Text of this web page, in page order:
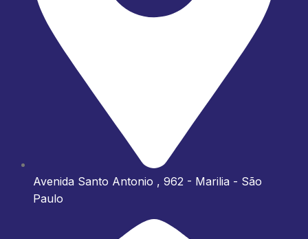
Avenida Santo Antonio , 962 - Marilia - São
Paulo